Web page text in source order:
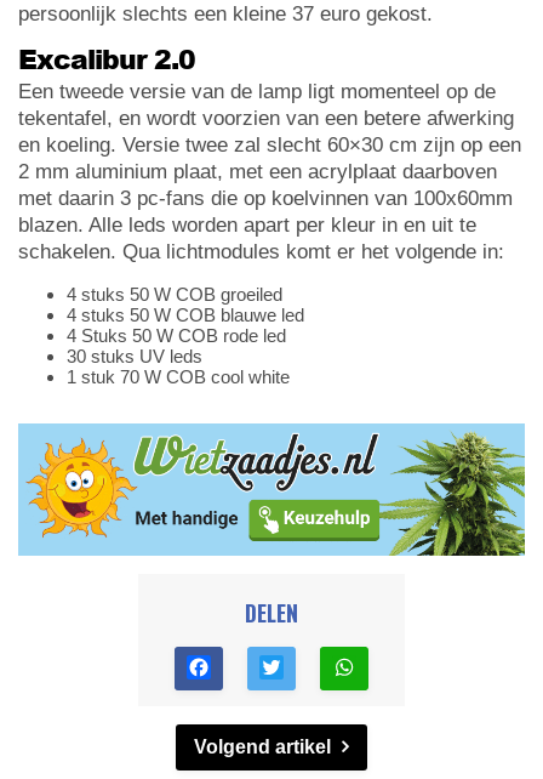
persoonlijk slechts een kleine 37 euro gekost.
Excalibur 2.0
Een tweede versie van de lamp ligt momenteel op de
tekentafel, en wordt voorzien van een betere afwerking
en koeling. Versie twee zal slecht 60×30 cm zijn op een
2 mm aluminium plaat, met een acrylplaat daarboven
met daarin 3 pc-fans die op koelvinnen van 100x60mm
blazen. Alle leds worden apart per kleur in en uit te
schakelen. Qua lichtmodules komt er het volgende in:
4 stuks 50 W COB groeiled
4 stuks 50 W COB blauwe led
4 Stuks 50 W COB rode led
30 stuks UV leds
1 stuk 70 W COB cool white
DELEN
Volgend artikel